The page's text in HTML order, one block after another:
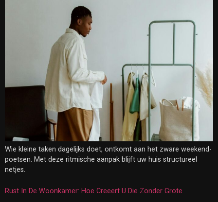
Wie kleine taken dagelijks doet, ontkomt aan het zware weekend-
poetsen. Met deze ritmische aanpak blijft uw huis structureel
netjes.
Rust In De Woonkamer: Hoe Creeert U Die Zonder Grote